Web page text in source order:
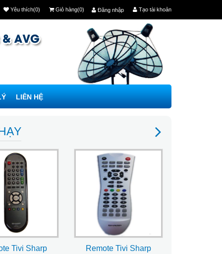
Đăng nhập Tạo tài khoản
Yêu thích(0) Giỏ hàng(0)
LIÊN HỆ
Tivi Sharp
Remote Tivi Sharp